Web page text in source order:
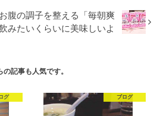
腹の調子を整える「毎朝爽
みたいくらいに美味しいよ
の記事も人気です。
グ ブログ